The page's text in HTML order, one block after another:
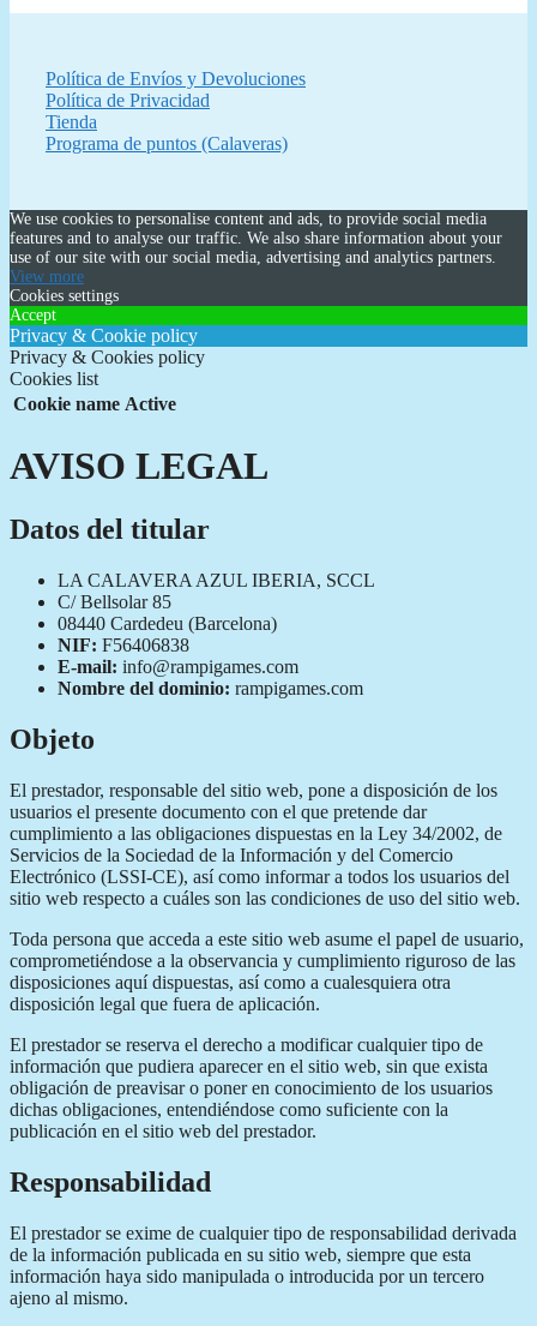
Política de Envíos y Devoluciones
Política de Privacidad
Tienda
Programa de puntos (Calaveras)
We use cookies to personalise content and ads, to provide social media
features and to analyse our traffic. We also share information about your
use of our site with our social media, advertising and analytics partners.
View more
Cookies settings
Accept
Privacy & Cookie policy
Privacy & Cookies policy
Cookies list
Cookie name Active
AVISO LEGAL
Datos del titular
LA CALAVERA AZUL IBERIA, SCCL
C/ Bellsolar 85
08440 Cardedeu (Barcelona)
NIF: F56406838
E-mail: info@rampigames.com
Nombre del dominio: rampigames.com
Objeto
El prestador, responsable del sitio web, pone a disposición de los
usuarios el presente documento con el que pretende dar
cumplimiento a las obligaciones dispuestas en la Ley 34/2002, de
Servicios de la Sociedad de la Información y del Comercio
Electrónico (LSSI-CE), así como informar a todos los usuarios del
sitio web respecto a cuáles son las condiciones de uso del sitio web.
Toda persona que acceda a este sitio web asume el papel de usuario,
comprometiéndose a la observancia y cumplimiento riguroso de las
disposiciones aquí dispuestas, así como a cualesquiera otra
disposición legal que fuera de aplicación.
El prestador se reserva el derecho a modificar cualquier tipo de
información que pudiera aparecer en el sitio web, sin que exista
obligación de preavisar o poner en conocimiento de los usuarios
dichas obligaciones, entendiéndose como suficiente con la
publicación en el sitio web del prestador.
Responsabilidad
El prestador se exime de cualquier tipo de responsabilidad derivada
de la información publicada en su sitio web, siempre que esta
información haya sido manipulada o introducida por un tercero
ajeno al mismo.